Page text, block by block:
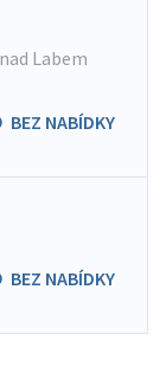
Labem
BEZ NABÍDKY
BEZ NABÍDKY